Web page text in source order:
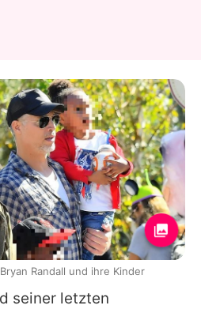
seiner letzten
Randall und ihre Kinder